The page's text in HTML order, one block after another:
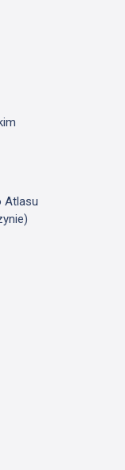
Atlasu